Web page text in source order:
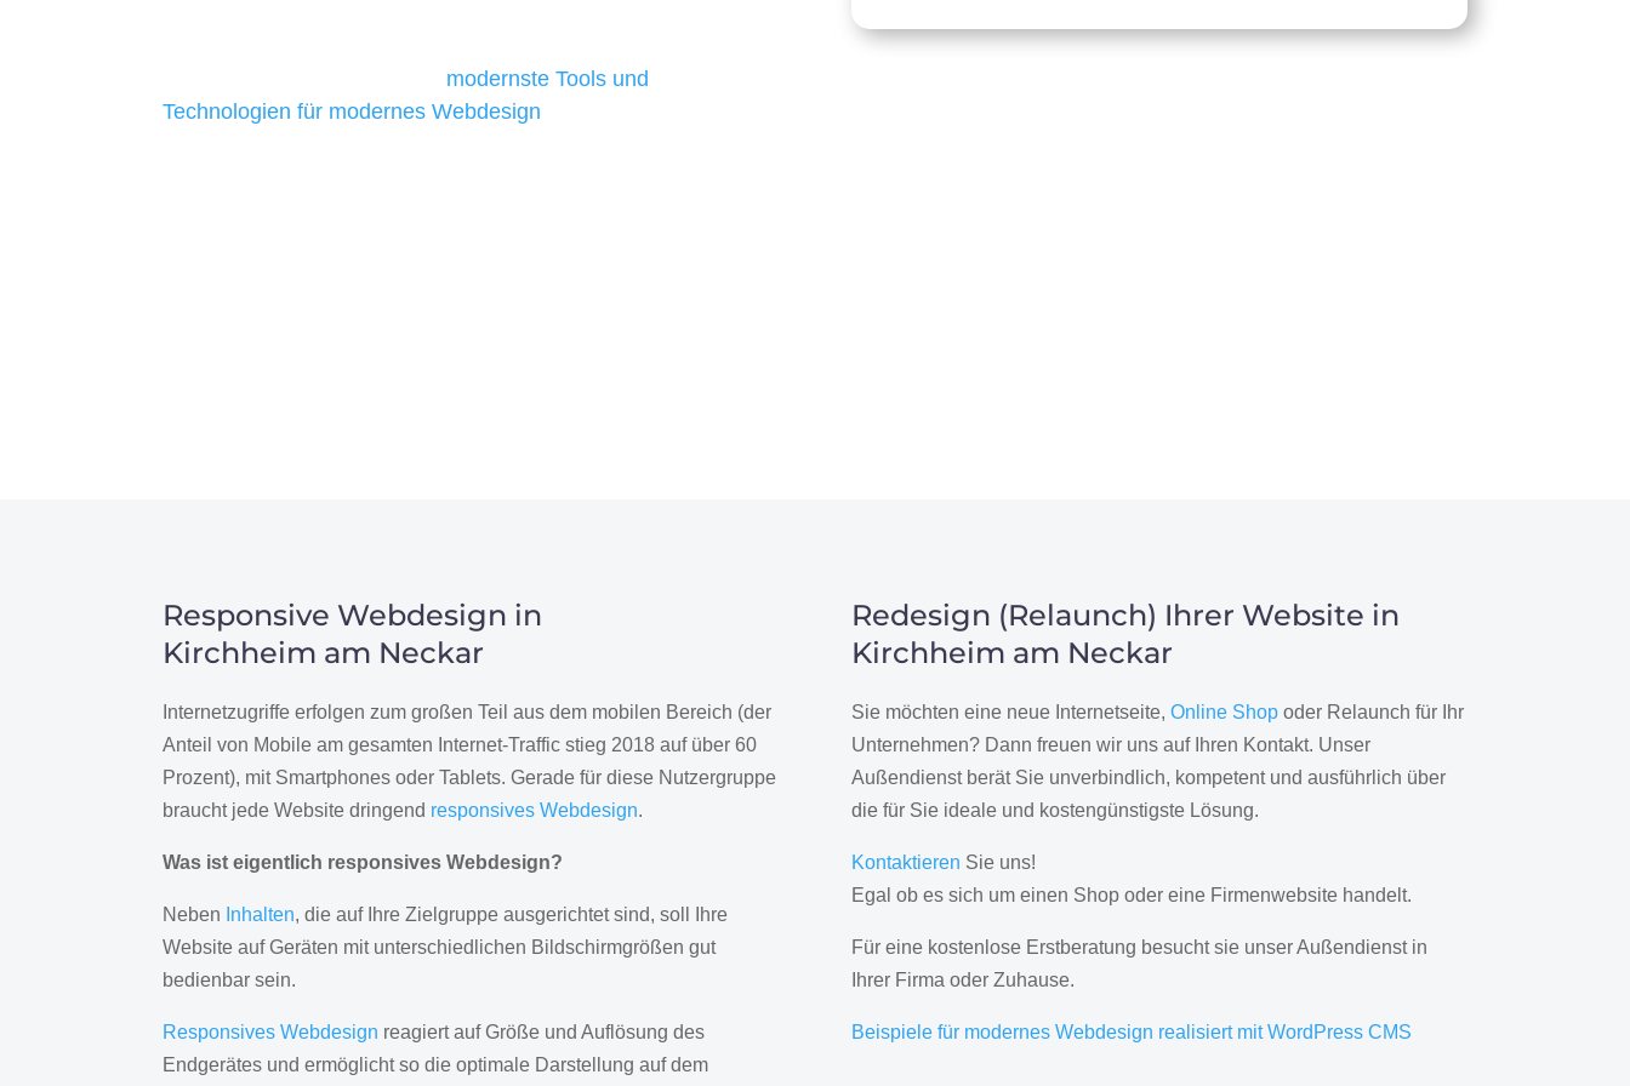
modernste Tools und
Technologien für modernes Webdesign
Responsive Webdesign in
Kirchheim am Neckar
Internetzugriffe erfolgen zum großen Teil aus dem mobilen Bereich (der
Anteil von Mobile am gesamten Internet-Traffic stieg 2018 auf über 60
Prozent), mit Smartphones oder Tablets. Gerade für diese Nutzergruppe
braucht jede Website dringend responsives Webdesign.
Was ist eigentlich responsives Webdesign?
Neben Inhalten, die auf Ihre Zielgruppe ausgerichtet sind, soll Ihre
Website auf Geräten mit unterschiedlichen Bildschirmgrößen gut
bedienbar sein.
Responsives Webdesign reagiert auf Größe und Auflösung des
Endgerätes und ermöglicht so die optimale Darstellung auf dem
Redesign (Relaunch) Ihrer Website in
Kirchheim am Neckar
Sie möchten eine neue Internetseite, Online Shopoder Relaunch für Ihr
Unternehmen? Dann freuen wir uns auf Ihren Kontakt. Unser
Außendienst berät Sie unverbindlich, kompetent und ausführlich über
die für Sie ideale und kostengünstigste Lösung.
Kontaktieren Sie uns!
Egal ob es sich um einen Shop oder eine Firmenwebsite handelt.
Für eine kostenlose Erstberatung besucht sie unser Außendienst in
Ihrer Firma oder Zuhause.
Beispiele für modernes Webdesign realisiert mit WordPress CMS